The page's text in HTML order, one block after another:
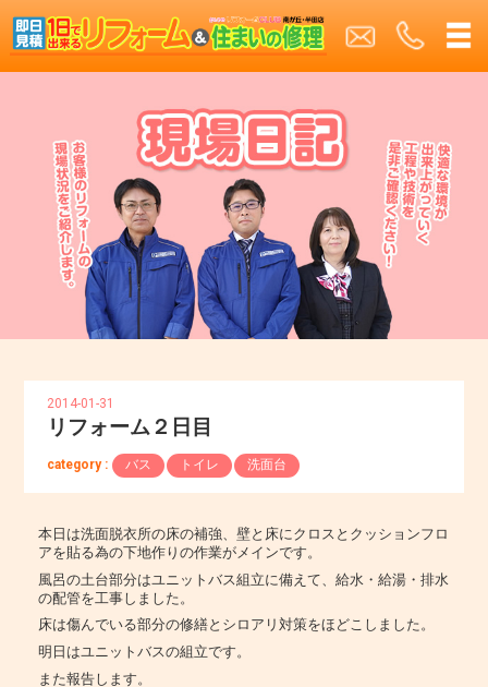
2014-01-31
リフォーム２日目
category : バス トイレ 洗面台
本日は洗面脱衣所の床の補強、壁と床にクロスとクッションフロ
アを貼る為の下地作りの作業がメインです。
風呂の土台部分はユニットバス組立に備えて、給水・給湯・排水
の配管を工事しました。
床は傷んでいる部分の修繕とシロアリ対策をほどこしました。
明日はユニットバスの組立です。
また報告します。